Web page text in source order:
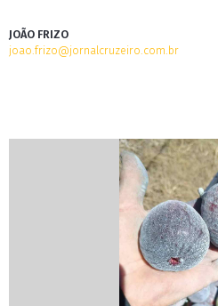
JOÃO FRIZO
joao.frizo@jornalcruzeiro.com.br